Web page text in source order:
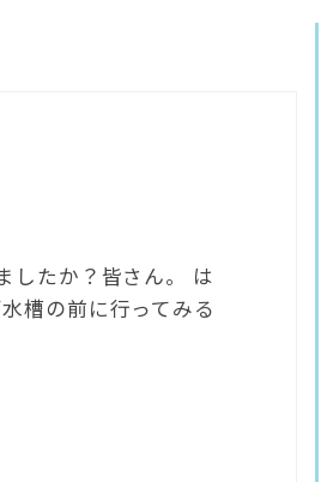
したか？皆さん。 は
槽の前に行ってみる